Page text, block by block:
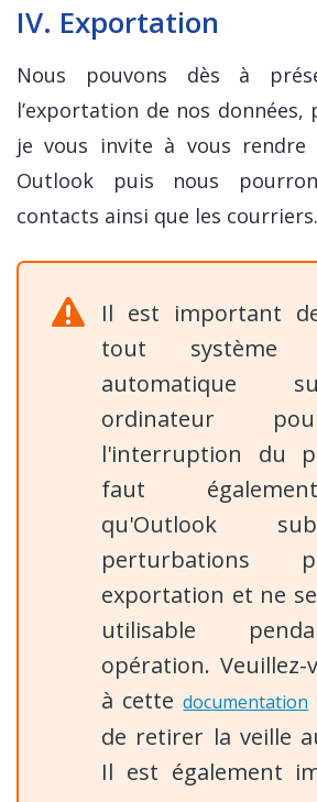
IV. Exportation
Nous pouvons dès à
l’exportation de nos données,
je vous invite à vous rendre
Outlook puis nous
contacts ainsi que les courriers.
Il est important
tout système
automatique
ordinateur
l'interruption du
faut
qu'Outlook
perturbations
exportation et ne
utilisable
opération.
à cettedocumentation
de retirer la veille
Il est également